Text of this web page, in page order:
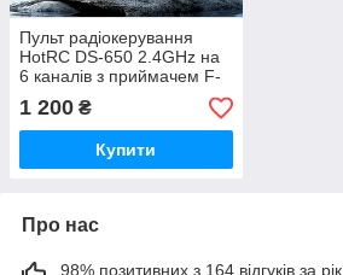
Пульт радіокерування
HotRC DS-650 2.4GHz на
6 каналів з приймачем F-
06A
1 200 ₴
Купити
Про нас
98% позитивних з 164 відгуків за рік